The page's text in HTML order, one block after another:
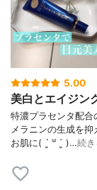
5.00
美白とエイジン
特濃プラセンタ配合
メラニンの生成を
お肌に( ´͈ ᐜ `͈ )…続